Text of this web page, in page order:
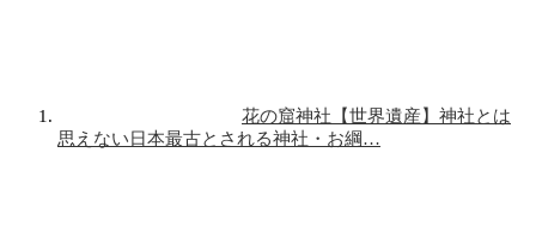
花の窟神社【世界遺産】神社とは
思えない日本最古とされる神社・お綱…